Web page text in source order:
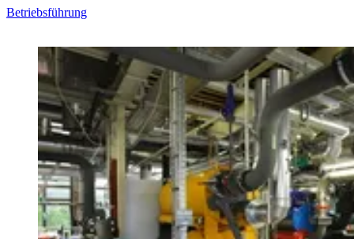
Betriebsführung